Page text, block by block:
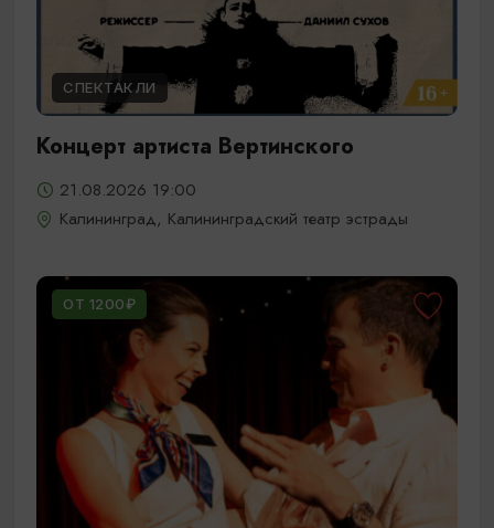
СПЕКТАКЛИ
Концерт артиста Вертинского
21.08.2026 19:00
Калининград, Калининградский театр эстрады
ОТ 1200₽